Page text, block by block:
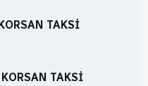
TAKSI
TAKSI